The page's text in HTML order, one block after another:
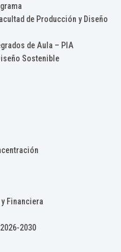
de Producción y Diseño
de Aula – PIA
Sostenible
Financiera
2030